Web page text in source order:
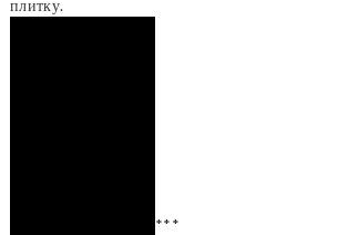
плитку.
***